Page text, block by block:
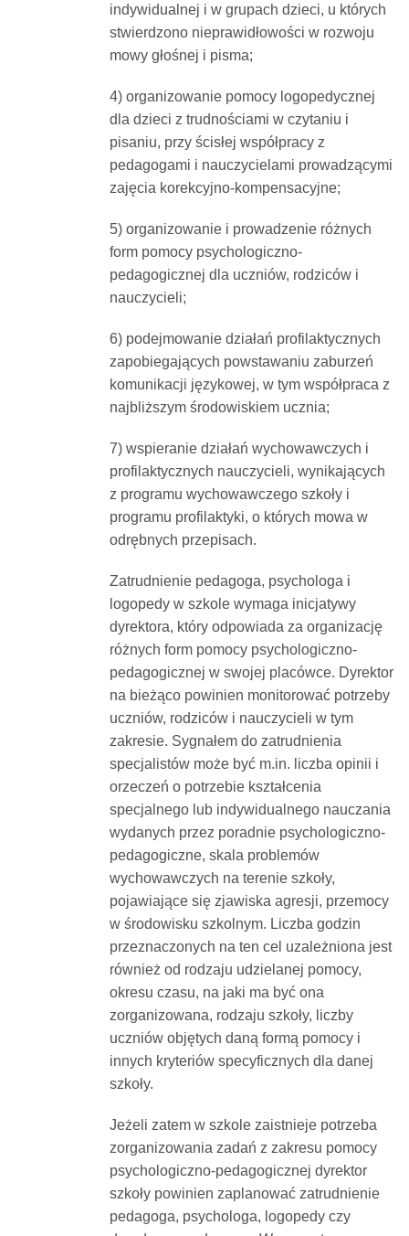
indywidualnej i w grupach dzieci, u których
stwierdzono nieprawidłowości w rozwoju
mowy głośnej i pisma;
4) organizowanie pomocy logopedycznej
dla dzieci z trudnościami w czytaniu i
pisaniu, przy ścisłej współpracy z
pedagogami i nauczycielami prowadzącymi
zajęcia korekcyjno-kompensacyjne;
5) organizowanie i prowadzenie różnych
form pomocy psychologiczno-
pedagogicznej dla uczniów, rodziców i
nauczycieli;
6) podejmowanie działań profilaktycznych
zapobiegających powstawaniu zaburzeń
komunikacji językowej, w tym współpraca z
najbliższym środowiskiem ucznia;
7) wspieranie działań wychowawczych i
profilaktycznych nauczycieli, wynikających
z programu wychowawczego szkoły i
programu profilaktyki, o których mowa w
odrębnych przepisach.
Zatrudnienie pedagoga, psychologa i
logopedy w szkole wymaga inicjatywy
dyrektora, który odpowiada za organizację
różnych form pomocy psychologiczno-
pedagogicznej w swojej placówce. Dyrektor
na bieżąco powinien monitorować potrzeby
uczniów, rodziców i nauczycieli w tym
zakresie. Sygnałem do zatrudnienia
specjalistów może być m.in. liczba opinii i
orzeczeń o potrzebie kształcenia
specjalnego lub indywidualnego nauczania
wydanych przez poradnie psychologiczno-
pedagogiczne, skala problemów
wychowawczych na terenie szkoły,
pojawiające się zjawiska agresji, przemocy
w środowisku szkolnym. Liczba godzin
przeznaczonych na ten cel uzależniona jest
również od rodzaju udzielanej pomocy,
okresu czasu, na jaki ma być ona
zorganizowana, rodzaju szkoły, liczby
uczniów objętych daną formą pomocy i
innych kryteriów specyficznych dla danej
szkoły.
Jeżeli zatem w szkole zaistnieje potrzeba
zorganizowania zadań z zakresu pomocy
psychologiczno-pedagogicznej dyrektor
szkoły powinien zaplanować zatrudnienie
pedagoga, psychologa, logopedy czy